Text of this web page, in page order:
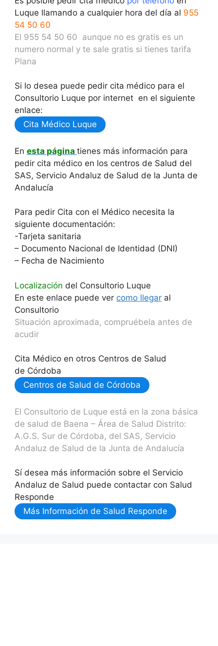
Luque llamando a cualquier hora del día al 955
54 50 60
El 955 54 50 60 aunque no es gratis es un
numero normal y te sale gratis si tienes tarifa
Plana
Si lo desea puede pedir cita médico para el
Consultorio Luque por internet en el siguiente
enlace:
Cita Médico Luque
En esta página tienes más información para
pedir cita médico en los centros de Salud del
SAS, Servicio Andaluz de Salud de la Junta de
Andalucía
Para pedir Cita con el Médico necesita la
siguiente documentación:
-Tarjeta sanitaria
– Documento Nacional de Identidad (DNI)
– Fecha de Nacimiento
Localización del Consultorio Luque
En este enlace puede ver como llegar al
Consultorio
Situación aproximada, compruébela antes de
acudir
Cita Médico en otros Centros de Salud
de Córdoba
Centros de Salud de Córdoba
El Consultorio de Luque está en la zona básica
de salud de Baena – Área de Salud Distrito:
A.G.S. Sur de Córdoba, del SAS, Servicio
Andaluz de Salud de la Junta de Andalucía
Sí desea más información sobre el Servicio
Andaluz de Salud puede contactar con Salud
Responde
Más Información de Salud Responde